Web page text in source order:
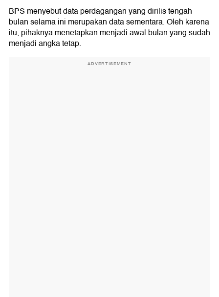
BPS menyebut data perdagangan yang dirilis tengah
bulan selama ini merupakan data sementara. Oleh karena
itu, pihaknya menetapkan menjadi awal bulan yang sudah
menjadi angka tetap.
ADVERTISEMENT